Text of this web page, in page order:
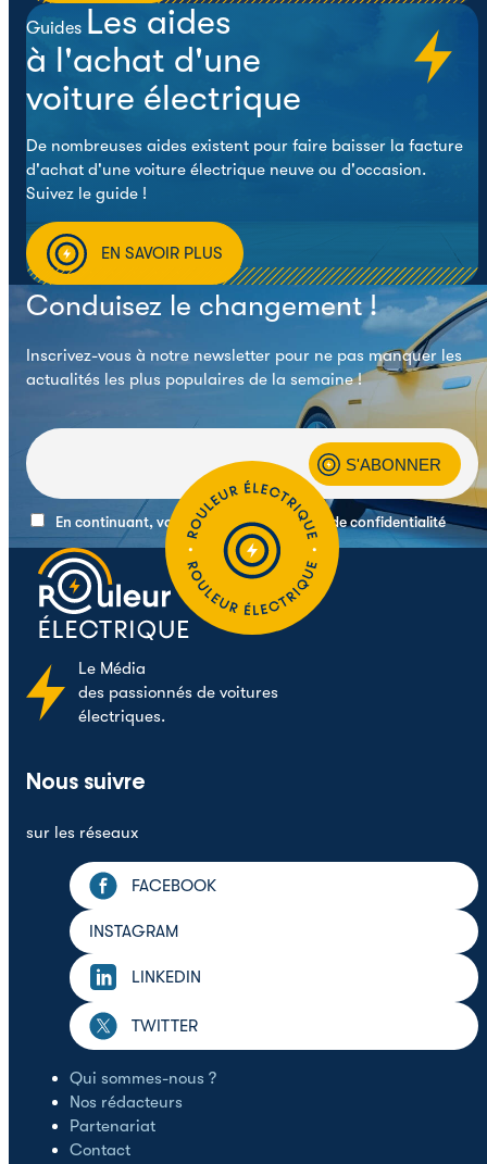
Guides Les aides
à l'achat d'une
voiture électrique
De nombreuses aides existent pour faire baisser la facture
d'achat d'une voiture électrique neuve ou d'occasion.
Suivez le guide !
EN SAVOIR PLUS
Conduisez le changement !
Inscrivez-vous à notre newsletter pour ne pas manquer les
actualités les plus populaires de la semaine !
En continuant, vous acceptez la politique de confidentialité
Le Média
des passionnés de voitures
électriques.
Nous suivre
sur les réseaux
FACEBOOK
INSTAGRAM
LINKEDIN
TWITTER
Qui sommes-nous ?
Nos rédacteurs
Partenariat
Contact